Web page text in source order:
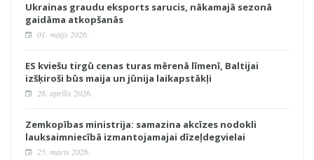
Ukrainas graudu eksports sarucis, nākamajā sezonā
gaidāma atkopšanās
01. maijs 2026.
ES kviešu tirgū cenas turas mērenā līmenī, Baltijai
izšķiroši būs maija un jūnija laikapstākļi
26. aprīlis 2026.
Zemkopības ministrija: samazina akcīzes nodokli
lauksaimniecībā izmantojamajai dīzeļdegvielai
25. marts 2026.